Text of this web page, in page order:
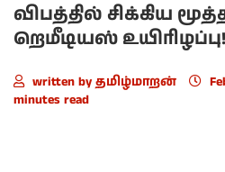
விபத்தில் சிக்கிய
றெமீடியஸ் உயிரிழப்பு!
written by தமிழ்மாறன்
minutes read